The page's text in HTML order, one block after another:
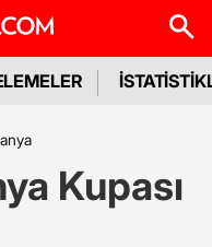
Kupası